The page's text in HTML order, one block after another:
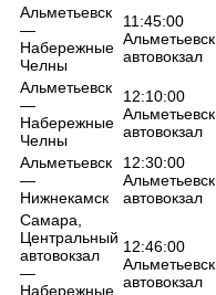
Альметьевск
—
Набережные
Челны
11:45:00
Альметьевск,
автовокзал
Альметьевск
—
Набережные
Челны
12:10:00
Альметьевск,
автовокзал
Альметьевск
—
Нижнекамск
12:30:00
Альметьевск,
автовокзал
Самара,
Центральный
автовокзал
—
Набережные
12:46:00
Альметьевск,
автовокзал